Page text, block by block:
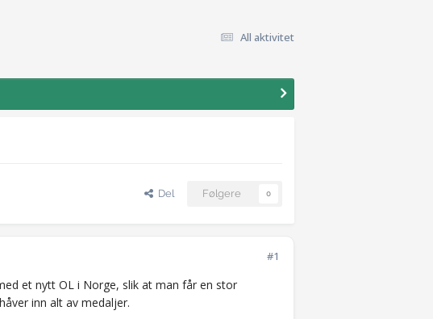
All aktivitet
Del Følgere 0
#1
et nytt OL i Norge, slik at man får en stor
inn alt av medaljer.